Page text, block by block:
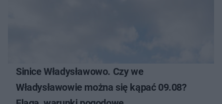
Sinice Władysławowo. Czy we
Władysławowie można się kąpać 09.08?